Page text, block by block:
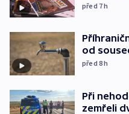
před 7h
od
před 8h
Při
zemřeli